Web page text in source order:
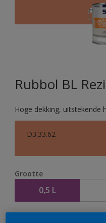
Rubbol BL
Hoge dekking, uitstekende
D3.33.62
Grootte
0,5 L